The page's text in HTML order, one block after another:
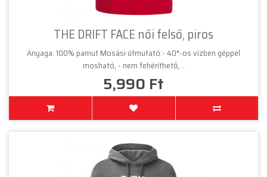
THE DRIFT FACE női felső, piros
Anyaga: 100% pamut Mosási útmutató:- 40°-os vízben géppel
mosható, - nem fehéríthető, ..
5,990 Ft